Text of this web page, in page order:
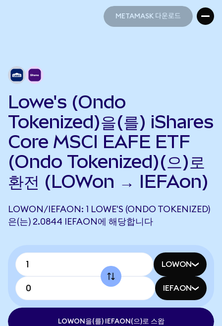
METAMASK 다운로드
Lowe's (Ondo
Tokenized)을(를) iShares
Core MSCI EAFE ETF
(Ondo Tokenized)(으)로
환전 (LOWon → IEFAon)
LOWON/IEFAON: 1 LOWE'S (ONDO TOKENIZED)
은(는) 2.0844 IEFAON에 해당합니다
LOWON
IEFAON
LOWON을(를) IEFAON(으)로 스왑